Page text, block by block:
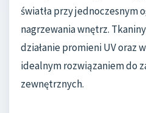
światła przy jednoczesnym
nagrzewania wnętrz.
działanie promieni UV oraz
idealnym rozwiązaniem do
zewnętrznych.